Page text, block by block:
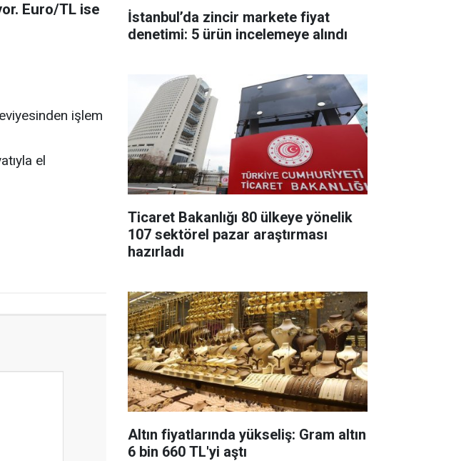
Euro/TL ise
işlem
el
İstanbul’da zincir markete fiyat
denetimi: 5 ürün incelemeye alındı
Ticaret Bakanlığı 80 ülkeye yönelik
107 sektörel pazar araştırması
hazırladı
Altın fiyatlarında yükseliş: Gram altın
6 bin 660 TL'yi aştı